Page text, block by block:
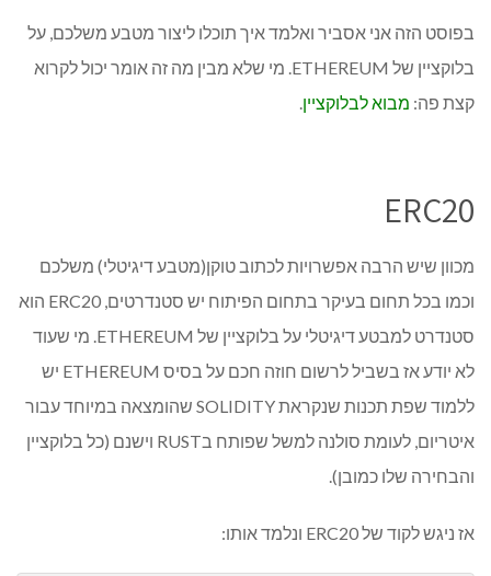
בפוסט הזה אני אסביר ואלמד איך תוכלו ליצור מטבע משלכם, על
בלוקציין של ETHEREUM. מי שלא מבין מה זה אומר יכול לקרוא
קצת פה: מבוא לבלוקציין.
ERC20
מכוון שיש הרבה אפשרויות לכתוב טוקן(מטבע דיגיטלי) משלכם
וכמו בכל תחום בעיקר בתחום הפיתוח יש סטנדרטים, ERC20 הוא
סטנדרט למבטע דיגיטלי על בלוקציין של ETHEREUM. מי שעוד
לא יודע אז בשביל לרשום חוזה חכם על בסיס ETHEREUM יש
ללמוד שפת תכנות שנקראת SOLIDITY שהומצאה במיוחד עבור
איטריום, לעומת סולנה למשל שפותח בRUST וישנם (כל בלוקציין
והבחירה שלו כמובן).
אז ניגש לקוד של ERC20 ונלמד אותו: